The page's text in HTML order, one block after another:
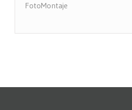
FotoMontaje
Puntos